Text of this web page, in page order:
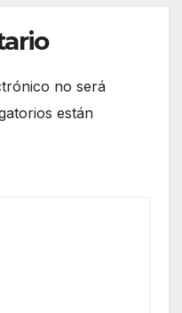
no será
están